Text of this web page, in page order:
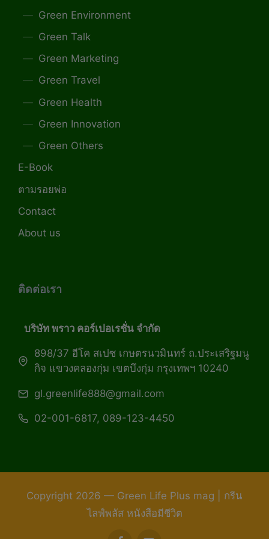
Green Environment
Green Talk
Green Marketing
Green Travel
Green Health
Green Innovation
Green Others
E-Book
ตามรอยพ่อ
Contact
About us
ติดต่อเรา
บริษัท พราว คอร์เปอเรชั่น จำกัด
898/37 อีโค สเปซ เกษตรนวมินทร์ ถ.ประเสริฐมนู
กิจ แขวงคลองกุ่ม เขตบึงกุ่ม กรุงเทพฯ 10240
gl.greenlife888@gmail.com
02-001-6817, 089-123-4450
Copyright 2026 — Green Life Plus mag | กรีน
ไลฟ์พลัส หนังสือมีชีวิต